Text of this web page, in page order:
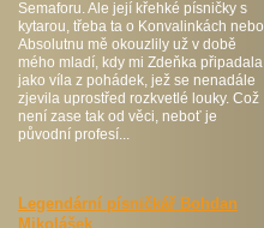
Semaforu. Ale její křehké písničky s
kytarou, třeba ta o Konvalinkách nebo
Absolutnu mě okouzlily už v době
mého mladí, kdy mi Zdeňka připadala
jako víla z pohádek, jež se nenadále
zjevila uprostřed rozkvetlé louky. Což
není zase tak od věci, neboť je
původní profesí...
Legendární písničkář Bohdan
Mikolášek